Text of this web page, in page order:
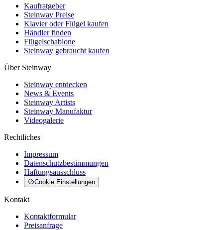
Kaufratgeber
Steinway Preise
Klavier oder Flügel kaufen
Händler finden
Flügelschablone
Steinway gebraucht kaufen
Über Steinway
Steinway entdecken
News & Events
Steinway Artists
Steinway Manufaktur
Videogalerie
Rechtliches
Impressum
Datenschutzbestimmungen
Haftungsausschluss
Cookie Einstellungen
Kontakt
Kontaktformular
Preisanfrage